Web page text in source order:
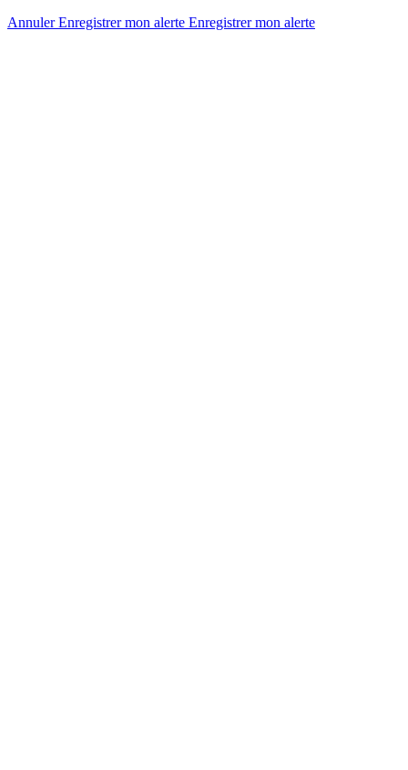
AnnulerEnregistrer mon alerte Enregistrermon alerte